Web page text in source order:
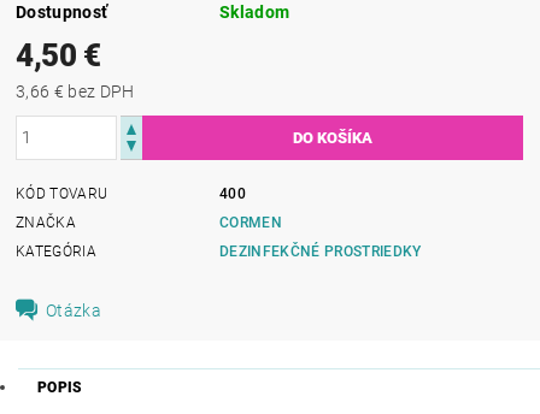
Dostupnosť Skladom
4,50 €
3,66 € bez DPH
KÓD TOVARU
400
ZNAČKA
CORMEN
KATEGÓRIA
DEZINFEKČNÉ PROSTRIEDKY
Otázka
POPIS